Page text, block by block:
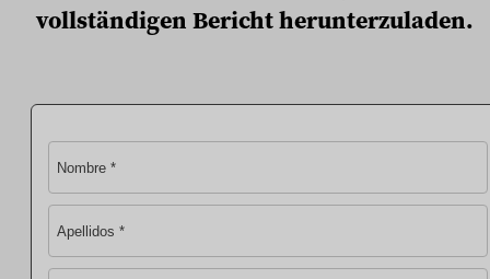
vollständigen Bericht herunterzuladen.